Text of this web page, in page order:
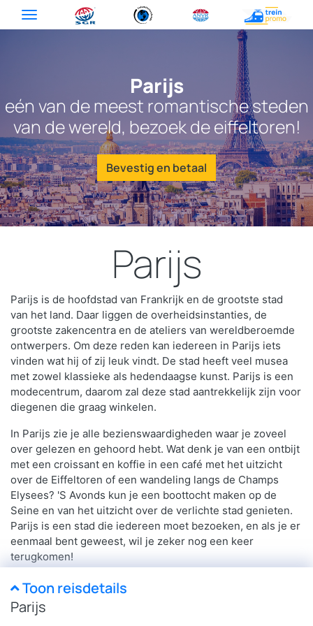
Parijs
eén van de meest romantische steden
van de wereld, bezoek de eiffeltoren!
Bevestig en betaal
Parijs
Parijs is de hoofdstad van Frankrijk en de grootste stad
van het land. Daar liggen de overheidsinstanties, de
grootste zakencentra en de ateliers van wereldberoemde
ontwerpers. Om deze reden kan iedereen in Parijs iets
vinden wat hij of zij leuk vindt. De stad heeft veel musea
met zowel klassieke als hedendaagse kunst. Parijs is een
modecentrum, daarom zal deze stad aantrekkelijk zijn voor
diegenen die graag winkelen.
In Parijs zie je alle bezienswaardigheden waar je zoveel
over gelezen en gehoord hebt. Wat denk je van een ontbijt
met een croissant en koffie in een café met het uitzicht
over de Eiffeltoren of een wandeling langs de Champs
Elysees? 'S Avonds kun je een boottocht maken op de
Seine en van het uitzicht over de verlichte stad genieten.
Parijs is een stad die iedereen moet bezoeken, en als je er
eenmaal bent geweest, wil je zeker nog een keer
terugkomen!
Toon reisdetails
Parijs